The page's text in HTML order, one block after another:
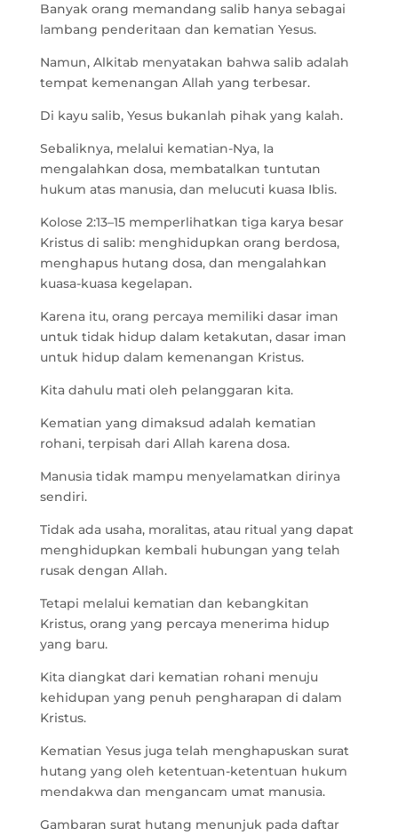
Banyak orang memandang salib hanya sebagai
lambang penderitaan dan kematian Yesus.
Namun, Alkitab menyatakan bahwa salib adalah
tempat kemenangan Allah yang terbesar.
Di kayu salib, Yesus bukanlah pihak yang kalah.
Sebaliknya, melalui kematian-Nya, Ia
mengalahkan dosa, membatalkan tuntutan
hukum atas manusia, dan melucuti kuasa Iblis.
Kolose 2:13–15 memperlihatkan tiga karya besar
Kristus di salib: menghidupkan orang berdosa,
menghapus hutang dosa, dan mengalahkan
kuasa-kuasa kegelapan.
Karena itu, orang percaya memiliki dasar iman
untuk tidak hidup dalam ketakutan, dasar iman
untuk hidup dalam kemenangan Kristus.
Kita dahulu mati oleh pelanggaran kita.
Kematian yang dimaksud adalah kematian
rohani, terpisah dari Allah karena dosa.
Manusia tidak mampu menyelamatkan dirinya
sendiri.
Tidak ada usaha, moralitas, atau ritual yang dapat
menghidupkan kembali hubungan yang telah
rusak dengan Allah.
Tetapi melalui kematian dan kebangkitan
Kristus, orang yang percaya menerima hidup
yang baru.
Kita diangkat dari kematian rohani menuju
kehidupan yang penuh pengharapan di dalam
Kristus.
Kematian Yesus juga telah menghapuskan surat
hutang yang oleh ketentuan-ketentuan hukum
mendakwa dan mengancam umat manusia.
Gambaran surat hutang menunjuk pada daftar